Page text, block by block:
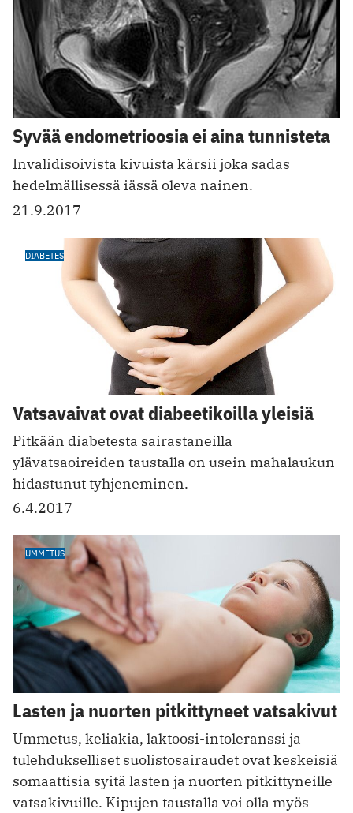
Syvää endometrioosia ei aina tunnisteta
Invalidisoivista kivuista kärsii joka sadas
hedelmällisessä iässä oleva nainen.
21.9.2017
DIABETES
Vatsavaivat ovat diabeetikoilla yleisiä
Pitkään diabetesta sairastaneilla
ylävatsaoireiden taustalla on usein mahalaukun
hidastunut tyhjeneminen.
6.4.2017
UMMETUS
Lasten ja nuorten pitkittyneet vatsakivut
Ummetus, keliakia, laktoosi-intoleranssi ja
tulehdukselliset suolistosairaudet ovat keskeisiä
somaattisia syitä lasten ja nuorten pitkittyneille
vatsakivuille. Kipujen taustalla voi olla myös